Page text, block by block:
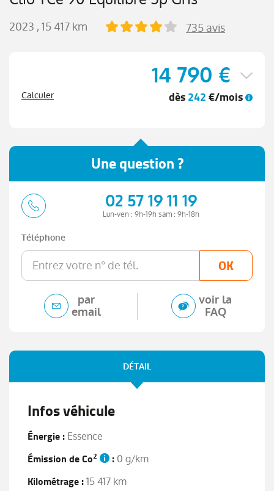
2023 , 15 417 km 735 avis
Calculer
14 790 €
dès242€/mois
Une question ?
02 57 19 11 19
Lun-ven : 9h-19h sam : 9h-18h
Téléphone
OK
par
email
voir la
FAQ
DÉTAIL
Infos véhicule
Énergie : Essence
Émission de Co2 : 0 g/km
Kilométrage :15 417 km